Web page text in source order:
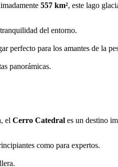
557 km², este lago
del entorno.
perfecto para los amantes de la
panorámicas.
el Cerro Catedral es un destino
como para expertos.